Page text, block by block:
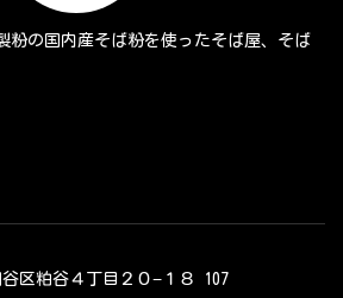
粉の国内産そば粉を使ったそば屋、そば
区粕谷４丁目２０−１８ 107